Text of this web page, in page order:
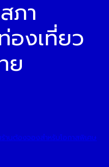
ภา
องเที่ยว
ย